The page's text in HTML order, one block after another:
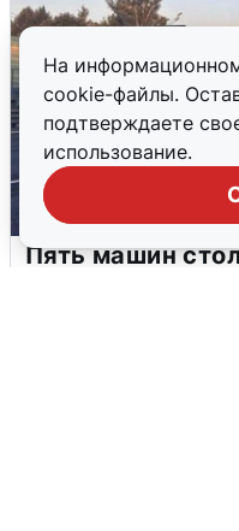
На
cookie-файлы.
подтверждаете
использование.
Пять машин